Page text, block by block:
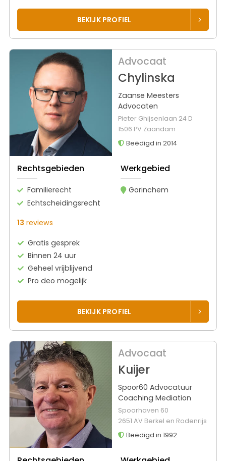
BEKIJK PROFIEL
Advocaat
Chylinska
Zaanse Meesters
Advocaten
Pieter Ghijsenlaan 24 D
1506 PV Zaandam
Beëdigd in 2014
Rechtsgebieden
Familierecht
Echtscheidingsrecht
Werkgebied
Gorinchem
13 reviews
Gratis gesprek
Binnen 24 uur
Geheel vrijblijvend
Pro deo mogelijk
BEKIJK PROFIEL
Advocaat
Kuijer
Spoor60 Advocatuur
Coaching Mediation
Spoorhaven 60
2651 AV Berkel en Rodenrijs
Beëdigd in 1992